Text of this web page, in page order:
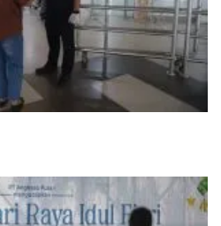
bandara tersibuk selama